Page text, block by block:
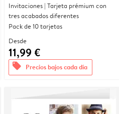
Invitaciones | Tarjeta prémium con
tres acabados diferentes
Pack de 10 tarjetas
Desde
11,99 €
offers Precios bajos cada día